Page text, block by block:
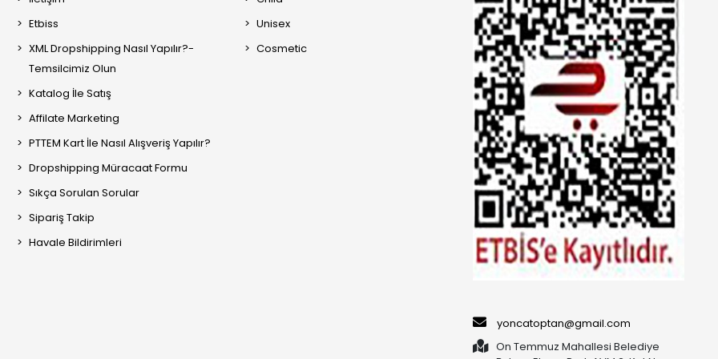
Etbiss
XML Dropshipping Nasıl Yapılır?-
Temsilcimiz Olun
Katalog İle Satış
Affilate Marketing
PTTEM Kart İle Nasıl Alışveriş Yapılır?
Dropshipping Müracaat Formu
Sıkça Sorulan Sorular
Sipariş Takip
Havale Bildirimleri
Unisex
Cosmetic
yoncatoptan@gmail.com
On Temmuz Mahallesi Belediye